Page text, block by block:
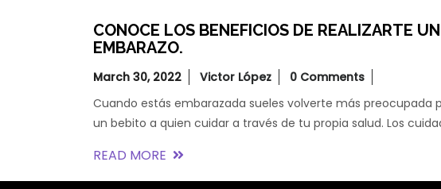
CONOCE LOS BENEFICIOS DE REALIZARTE
EMBARAZO.
March 30, 2022 Victor López
0 Comments
Cuando estás embarazada sueles volverte más preocupada
un bebito a quien cuidar a través de tu propia salud. Los
READ MORE